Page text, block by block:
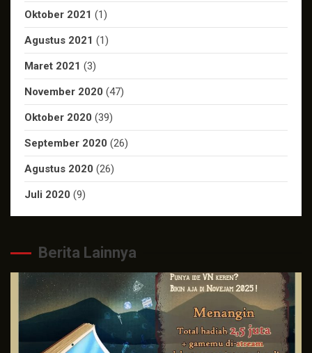
Oktober 2021 (1)
Agustus 2021 (1)
Maret 2021 (3)
November 2020 (47)
Oktober 2020 (39)
September 2020 (26)
Agustus 2020 (26)
Juli 2020 (9)
Berita Lainnya